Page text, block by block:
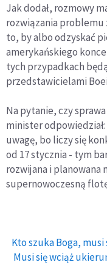
Jak dodał, rozmowy
rozwiązania problemu
to, by albo odzyskać
amerykańskiego
tych przypadkach
przedstawicielami
Na pytanie, czy
minister
uwagę, bo liczy się
od 17 stycznia - tym
rozwijana i planowana
supernowoczesną
Kto szuka Boga,
Musi się wciąż